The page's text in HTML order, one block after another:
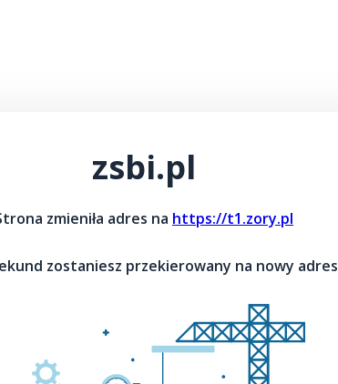
zsbi.pl
zmieniła adres na https://t1.zory.pl
zostaniesz przekierowany na nowy adres